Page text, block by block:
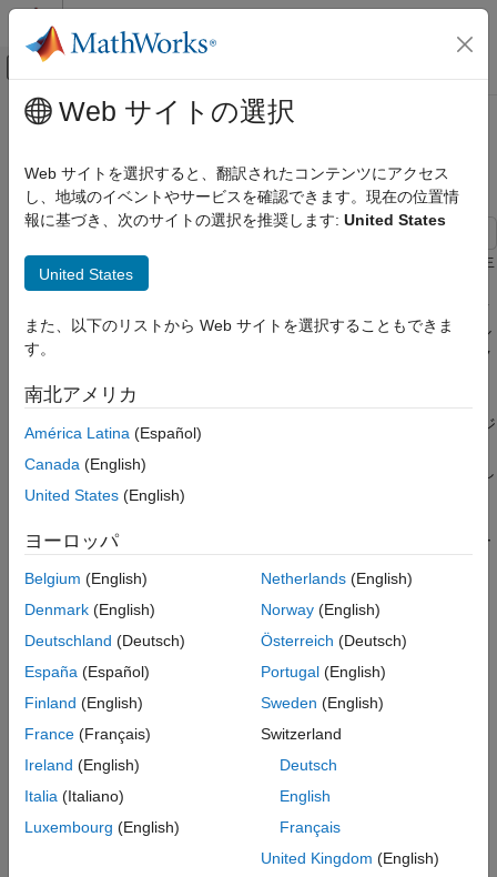
コンテンツへスキップ
オフキャンバス ナビゲーション メ
ドキュメンテーションのホーム
Simscape Electrical
用途
デバイス特性の評価
PNP バイポーラ トランジスタの特性
項目一覧
Simscape ログからのシミュレーション結果
参考
メインコンテンツ
PNP バイポーラ トランジスタの特
性
この例では、PNP バイポーラ トランジスタの Ic 対 Vce 曲線の生
成を説明します。'Define Conditions (Ib and Vce)' というラベル
の付いたブロックをダブルクリックして、ベース電流と、コレク
ターとエミッター間の最小電圧および最大電圧からなるベクトル
を定義します。モデルのハイパーリンク [plot curves] をクリック
この種のプロットをメーカー データシートと比較して、トランジ
スタのパラメーターが正しく実行されていることを確認できま
す。また、正の Vce 値の範囲を指定すると、このモデルを使用し
て逆領域におけるトランジスタの特性を調べることもできます。
って定義されます。逆電流ゲインを生成するには、このパラメー
NPN バイポーラ トランジスタの特性を調べるには、モデル
NPNCharacteristics を開きます。
モデル
Web サイトの選択
Web サイトを選択すると、翻訳されたコンテンツにアクセス
し、地域のイベントやサービスを確認できます。現在の位置情
報に基づき、次のサイトの選択を推奨します: United States
United States
また、以下のリストから Web サイトを選択することもできま
す。
南北アメリカ
América Latina (Español)
Canada (English)
United States (English)
ヨーロッパ
Belgium (English)
Denmark (English)
Deutschland (Deutsch)
España (Español)
Finland (English)
France (Français)
Ireland (English)
Italia (Italiano)
Luxembourg (English)
Netherlands(English)
Norway(English)
Österreich (Deutsch)
Portugal(English)
Sweden (English)
Switzerland
Deutsch
English
Français
United Kingdom (English)